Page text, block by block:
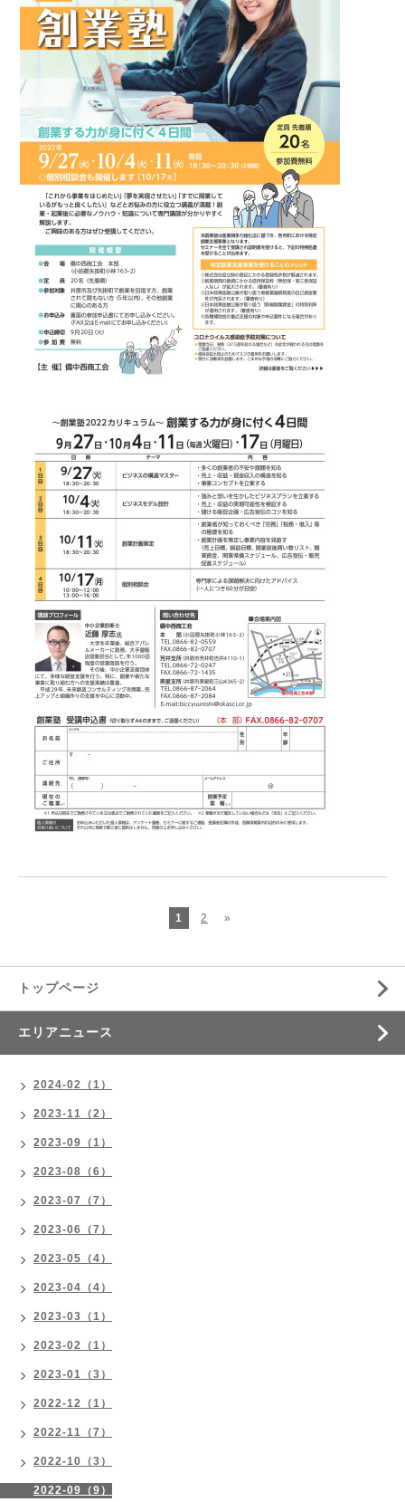
1 2 »
トップページ
エリアニュース
2024-02（1）
2023-11（2）
2023-09（1）
2023-08（6）
2023-07（7）
2023-06（7）
2023-05（4）
2023-04（4）
2023-03（1）
2023-02（1）
2023-01（3）
2022-12（1）
2022-11（7）
2022-10（3）
2022-09（9）